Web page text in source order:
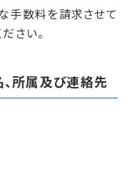
手数料を請求させて
さい。
所属及び連絡先